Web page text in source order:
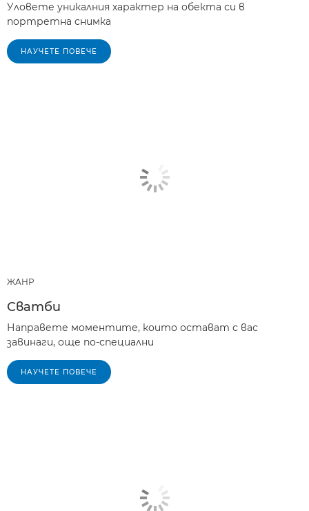
Уловете уникалния характер на обекта си в
портретна снимка
НАУЧЕТЕ ПОВЕЧЕ
ЖАНР
Сватби
Направете моментите, които остават с вас
завинаги, още по-специални
НАУЧЕТЕ ПОВЕЧЕ